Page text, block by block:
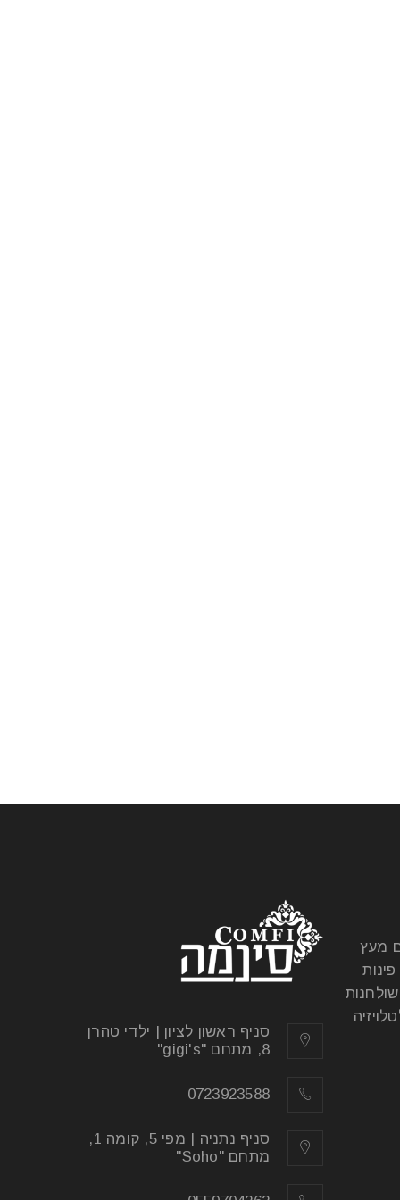
סניף ראשון לציון | ילדי טהרן
8, מתחם "gigi's"
0723923588
סניף נתניה | מפי 5, קומה 1,
מתחם "Soho"
מעץ